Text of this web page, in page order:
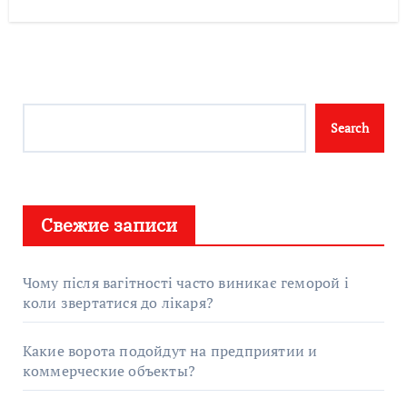
Search
Свежие записи
Чому після вагітності часто виникає геморой і
коли звертатися до лікаря?
Какие ворота подойдут на предприятии и
коммерческие объекты?